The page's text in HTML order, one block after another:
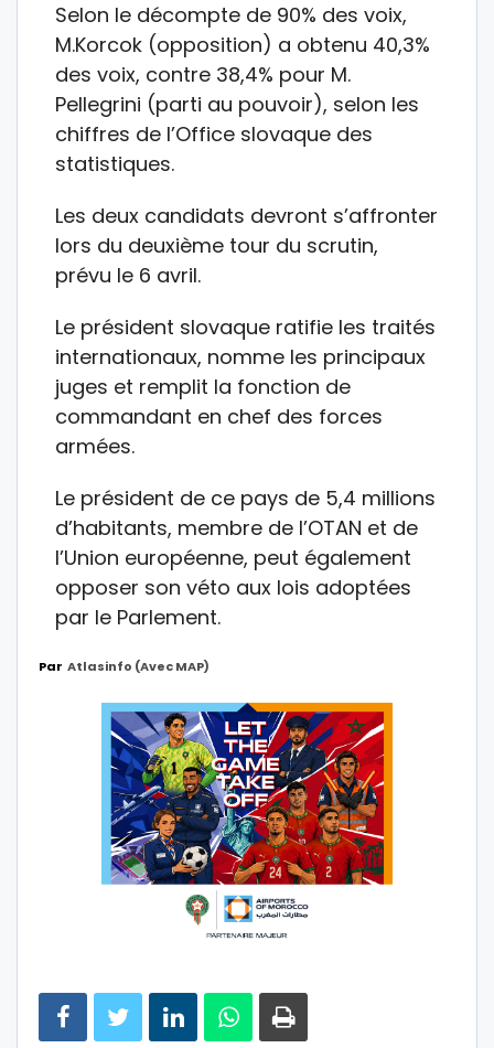
Selon le décompte de 90% des voix,
M.Korcok (opposition) a obtenu 40,3%
des voix, contre 38,4% pour M.
Pellegrini (parti au pouvoir), selon les
chiffres de l’Office slovaque des
statistiques.
Les deux candidats devront s’affronter
lors du deuxième tour du scrutin,
prévu le 6 avril.
Le président slovaque ratifie les traités
internationaux, nomme les principaux
juges et remplit la fonction de
commandant en chef des forces
armées.
Le président de ce pays de 5,4 millions
d’habitants, membre de l’OTAN et de
l’Union européenne, peut également
opposer son véto aux lois adoptées
par le Parlement.
Par Atlasinfo (avec MAP)